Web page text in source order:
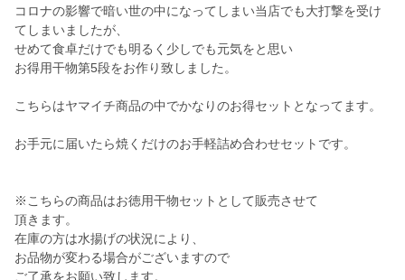
コロナの影響で暗い世の中になってしまい当店でも大打撃を受け
てしまいましたが、
せめて食卓だけでも明るく少しでも元気をと思い
お得用干物第5段をお作り致しました。
こちらはヤマイチ商品の中でかなりのお得セットとなってます。
お手元に届いたら焼くだけのお手軽詰め合わせセットです。
※こちらの商品はお徳用干物セットとして販売させて
頂きます。
在庫の方は水揚げの状況により、
お品物が変わる場合がございますので
ご了承をお願い致します。